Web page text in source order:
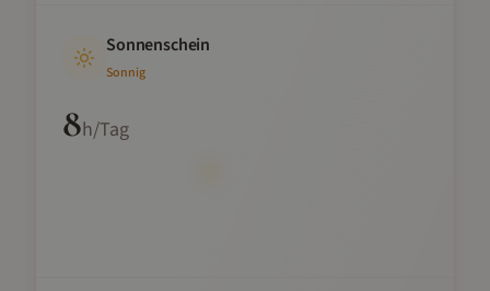
Sonnenschein
Sonnig
8h/Tag